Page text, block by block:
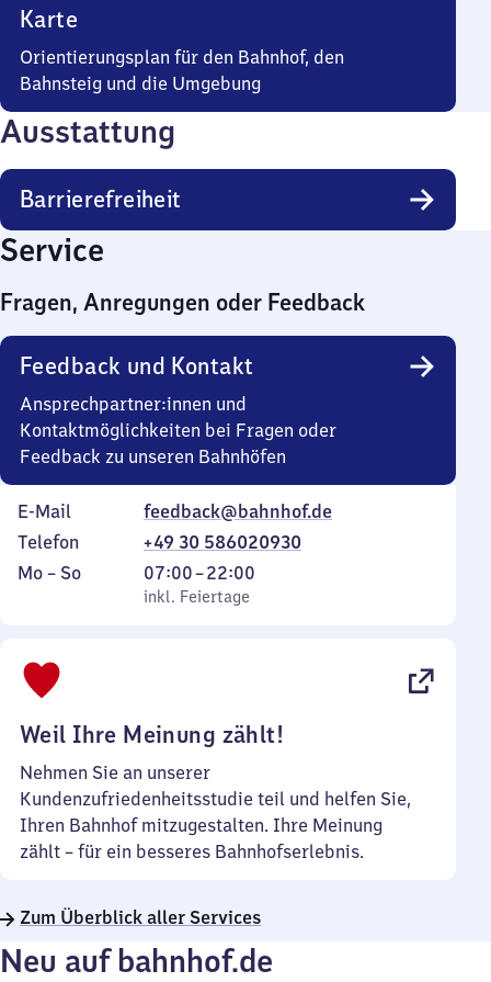
Karte
Orientierungsplan für den Bahnhof, den
Bahnsteig und die Umgebung
Ausstattung
Barrierefreiheit
Service
Fragen, Anregungen oder Feedback
Feedback und Kontakt
Ansprechpartner:innen und
Kontaktmöglichkeiten bei Fragen oder
Feedback zu unseren Bahnhöfen
E-Mail
feedback@bahnhof.de
Telefon
+49 30 586020930
Montag
Mo – So,
inkl. Feiertage
07:00–22:00
Von
7
inkl. Feiertage
Weil Ihre Meinung zählt!
Nehmen Sie an unserer
Kundenzufriedenheitsstudie teil und helfen Sie,
Ihren Bahnhof mitzugestalten. Ihre Meinung
zählt – für ein besseres Bahnhofserlebnis.
Zum Überblick aller Services
Neu auf bahnhof.de